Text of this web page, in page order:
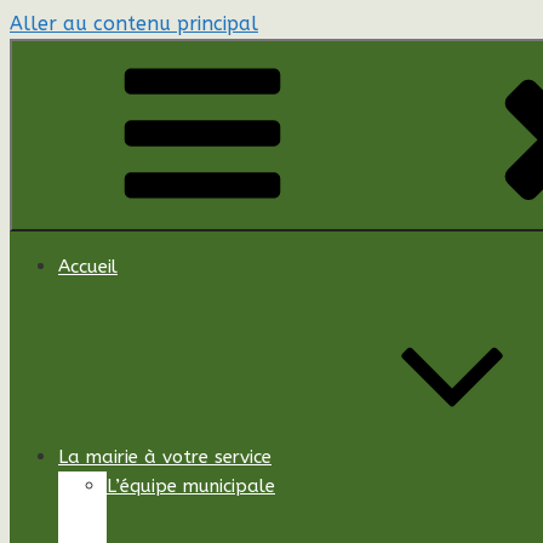
Aller au contenu principal
Accueil
La mairie à votre service
L’équipe municipale